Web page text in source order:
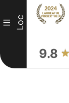
III Loc
9.8